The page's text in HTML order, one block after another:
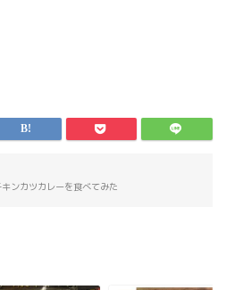
ンカツカレーを食べてみた